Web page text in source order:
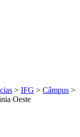
> IFG > Câmpus >
Oeste